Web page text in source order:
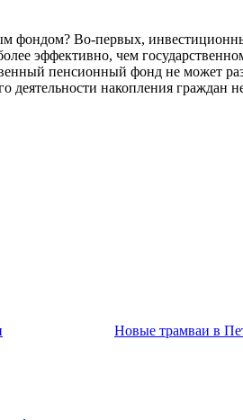
фондом? Во-первых,
эффективно, чем
пенсионный фонд не может
деятельности накопления
Новые трамваи в